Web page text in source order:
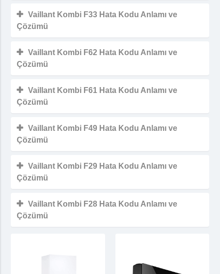
Vaillant Kombi F33 Hata Kodu Anlamı ve
Çözümü
Vaillant Kombi F62 Hata Kodu Anlamı ve
Çözümü
Vaillant Kombi F61 Hata Kodu Anlamı ve
Çözümü
Vaillant Kombi F49 Hata Kodu Anlamı ve
Çözümü
Vaillant Kombi F29 Hata Kodu Anlamı ve
Çözümü
Vaillant Kombi F28 Hata Kodu Anlamı ve
Çözümü